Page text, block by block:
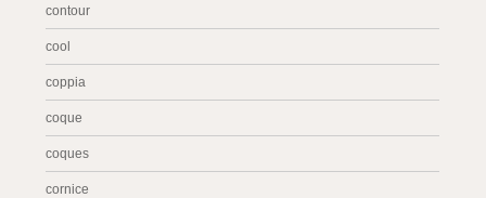
contour
cool
coppia
coque
coques
cornice